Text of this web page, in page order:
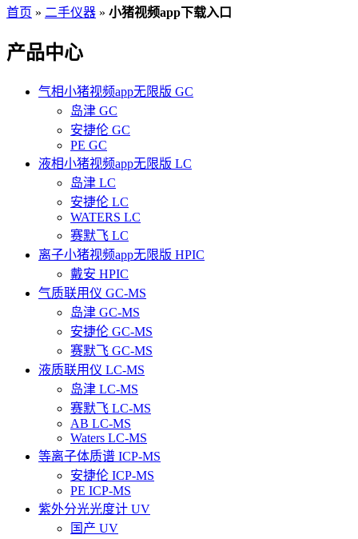
首页 » 二手仪器 » 小猪视频app下载入口
产品中心
气相小猪视频app无限版 GC
岛津 GC
安捷伦 GC
PE GC
液相小猪视频app无限版 LC
岛津 LC
安捷伦 LC
WATERS LC
赛默飞 LC
离子小猪视频app无限版 HPIC
戴安 HPIC
气质联用仪 GC-MS
岛津 GC-MS
安捷伦 GC-MS
赛默飞 GC-MS
液质联用仪 LC-MS
岛津 LC-MS
赛默飞 LC-MS
AB LC-MS
Waters LC-MS
等离子体质谱 ICP-MS
安捷伦 ICP-MS
PE ICP-MS
紫外分光光度计 UV
国产 UV